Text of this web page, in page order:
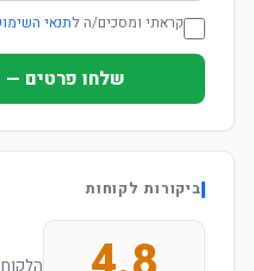
קראתי ומסכים/ה לתנאי
שלחו פרטים —
ביקורות לקוחות